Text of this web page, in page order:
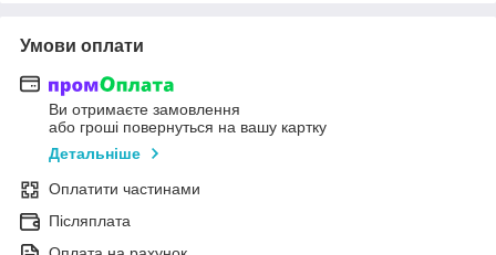
Умови оплати
Ви отримаєте замовлення
або гроші повернуться на вашу картку
Детальніше
Оплатити частинами
Післяплата